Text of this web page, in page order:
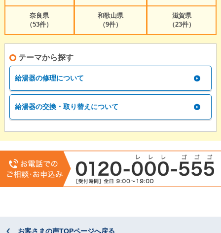
奈良県
（53件）
和歌山県
（9件）
滋賀県
（23件）
テーマから探す
給湯器の修理について
給湯器の交換・取り替えについて
お客さまの声TOPページへ戻る